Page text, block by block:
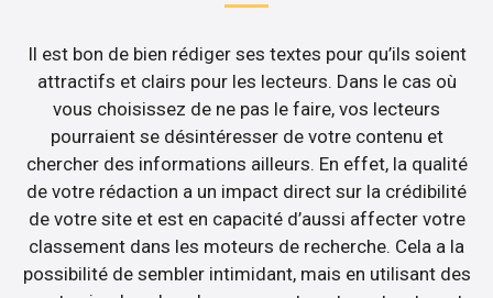
Il est bon de bien rédiger ses textes pour qu’ils soient
attractifs et clairs pour les lecteurs. Dans le cas où
vous choisissez de ne pas le faire, vos lecteurs
pourraient se désintéresser de votre contenu et
chercher des informations ailleurs. En effet, la qualité
de votre rédaction a un impact direct sur la crédibilité
de votre site et est en capacité d’aussi affecter votre
classement dans les moteurs de recherche. Cela a la
possibilité de sembler intimidant, mais en utilisant des